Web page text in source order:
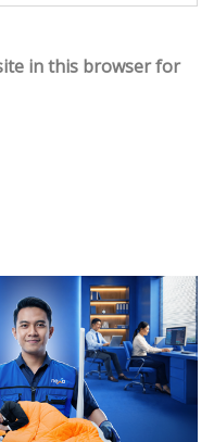
in this browser for